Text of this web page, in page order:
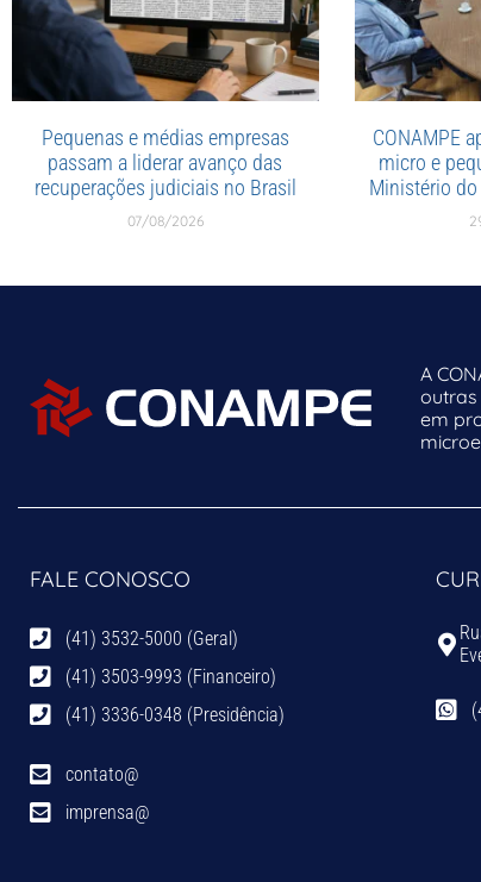
Pequenas e médias empresas
passam a liderar avanço das
recuperações judiciais no Brasil
07/08/2026
CONAMPE
micro e
Ministério
A
em
FALE CONOSCO
(41) 3532-5000 (Geral)
(41) 3503-9993 (Financeiro)
(41) 3336-0348 (Presidência)
contato@
imprensa@